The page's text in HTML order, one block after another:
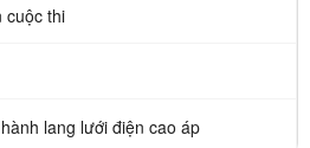
cuộc thi
lang lưới điện cao áp